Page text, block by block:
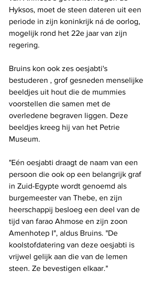
Hyksos, moet de steen dateren uit een
periode in zijn koninkrijk ná de oorlog,
mogelijk rond het 22e jaar van zijn
regering.
Bruins kon ook zes oesjabti's
bestuderen , grof gesneden menselijke
beeldjes uit hout die de mummies
voorstellen die samen met de
overledene begraven liggen. Deze
beeldjes kreeg hij van het Petrie
Museum.
"Eén oesjabti draagt ​​de naam van een
persoon die ook op een belangrijk graf
in Zuid-Egypte wordt genoemd als
burgemeester van Thebe, en zijn
heerschappij besloeg een deel van de
tijd van farao Ahmose en zijn zoon
Amenhotep I", aldus Bruins. "De
koolstofdatering van deze oesjabti is
vrijwel gelijk aan die van de lemen
steen. Ze bevestigen elkaar."